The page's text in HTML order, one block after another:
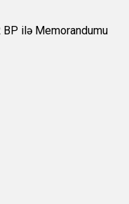
ilə Memorandumu